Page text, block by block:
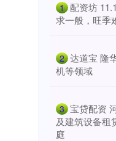
1 配资坊
求一般，旺季
2 达道宝 隆
机等领域
3 宝贷配资
及建筑设备租
庭